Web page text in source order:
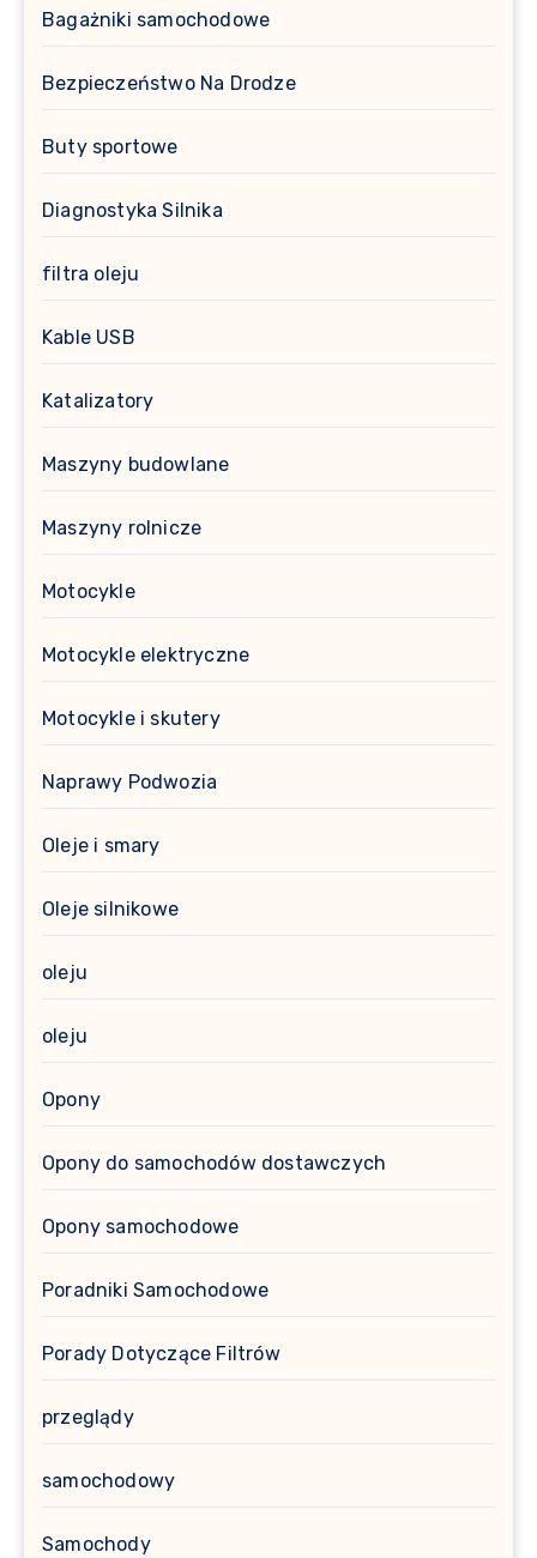
Bagażniki samochodowe
Bezpieczeństwo Na Drodze
Buty sportowe
Diagnostyka Silnika
filtra oleju
Kable USB
Katalizatory
Maszyny budowlane
Maszyny rolnicze
Motocykle
Motocykle elektryczne
Motocykle i skutery
Naprawy Podwozia
Oleje i smary
Oleje silnikowe
oleju
oleju
Opony
Opony do samochodów dostawczych
Opony samochodowe
Poradniki Samochodowe
Porady Dotyczące Filtrów
przeglądy
samochodowy
Samochody